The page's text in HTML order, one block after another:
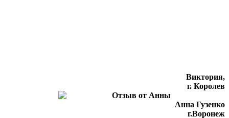
Виктория,
г. Королев
Анна Гузенко
г.Воронеж